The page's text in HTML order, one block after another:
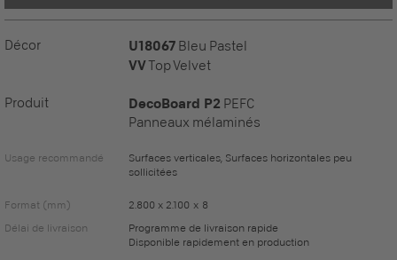
Décor U18067 Bleu Pastel
VVTop Velvet
Produit DecoBoard P2 PEFC
Panneaux mélaminés
Usage recommandé
Surfaces verticales, Surfaces horizontales peu
sollicitées
Format (mm)
2.800 x 2.100 x 8
Délai de livraison
Programme de livraison rapide
Disponible rapidement en production